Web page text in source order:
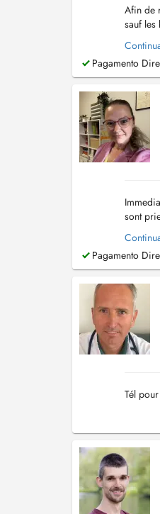
Afin de
sauf les
Pagamento
sont
horaire
Pagamento
Tél